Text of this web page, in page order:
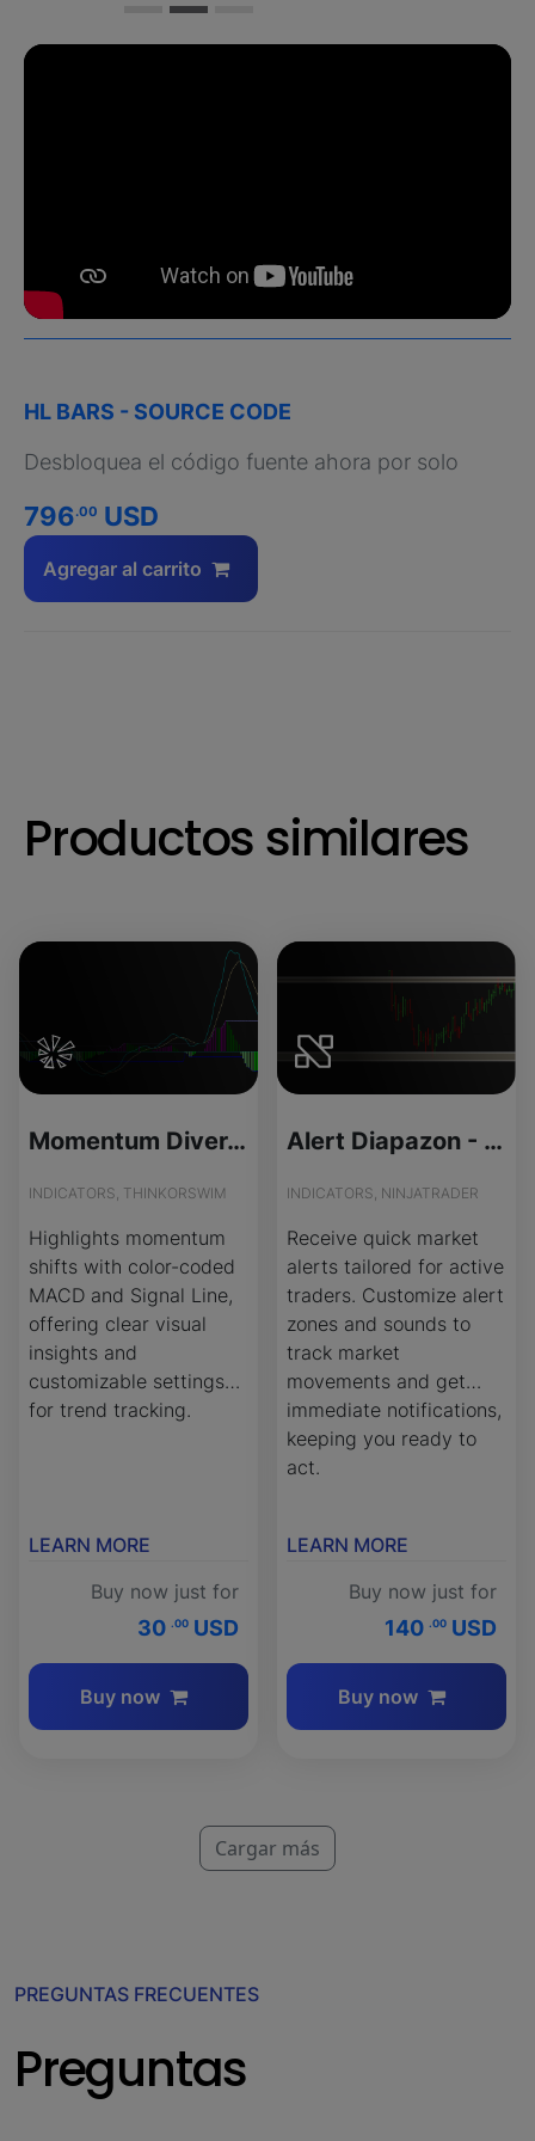
HL BARS - SOURCE CODE
Desbloquea el código fuente ahora por solo
796.00 USD
Agregar al carrito
Productos similares
Momentum Divergence MACD Indicator for ThinkOrSwim
INDICATORS, THINKORSWIM
Highlights momentum
shifts with color-coded
MACD and Signal Line,
offering clear visual
insights and
customizable settings
for trend tracking.
LEARN MORE
Buy now just for
30 .00 USD
Buy now
Alert Diapazon - License Version
INDICATORS, NINJATRADER
Receive quick market
alerts tailored for active
traders. Customize alert
zones and sounds to
track market
movements and get
immediate notifications,
keeping you ready to
act.
LEARN MORE
Buy now just for
140 .00 USD
Buy now
Cargar más
PREGUNTAS FRECUENTES
Preguntas